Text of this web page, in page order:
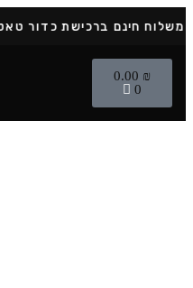
משלוח חינם ברכישת כדור טאטו
0.00 ₪
0